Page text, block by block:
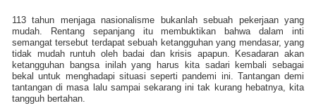
113 tahun menjaga nasionalisme bukanlah sebuah pekerjaan yang
mudah. Rentang sepanjang itu membuktikan bahwa dalam inti
semangat tersebut terdapat sebuah ketangguhan yang mendasar, yang
tidak mudah runtuh oleh badai dan krisis apapun. Kesadaran akan
ketangguhan bangsa inilah yang harus kita sadari kembali sebagai
bekal untuk menghadapi situasi seperti pandemi ini. Tantangan demi
tantangan di masa lalu sampai sekarang ini tak kurang hebatnya, kita
tangguh bertahan.